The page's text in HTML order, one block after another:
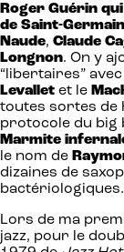
Roger Guérin
de Saint-
Naude, Claude
Longnon. On y
“libertaires”
Levallet et le
toutes sortes de
protocole du big
Marmite
le nom de
dizaines de
Lors de ma
jazz, pour le